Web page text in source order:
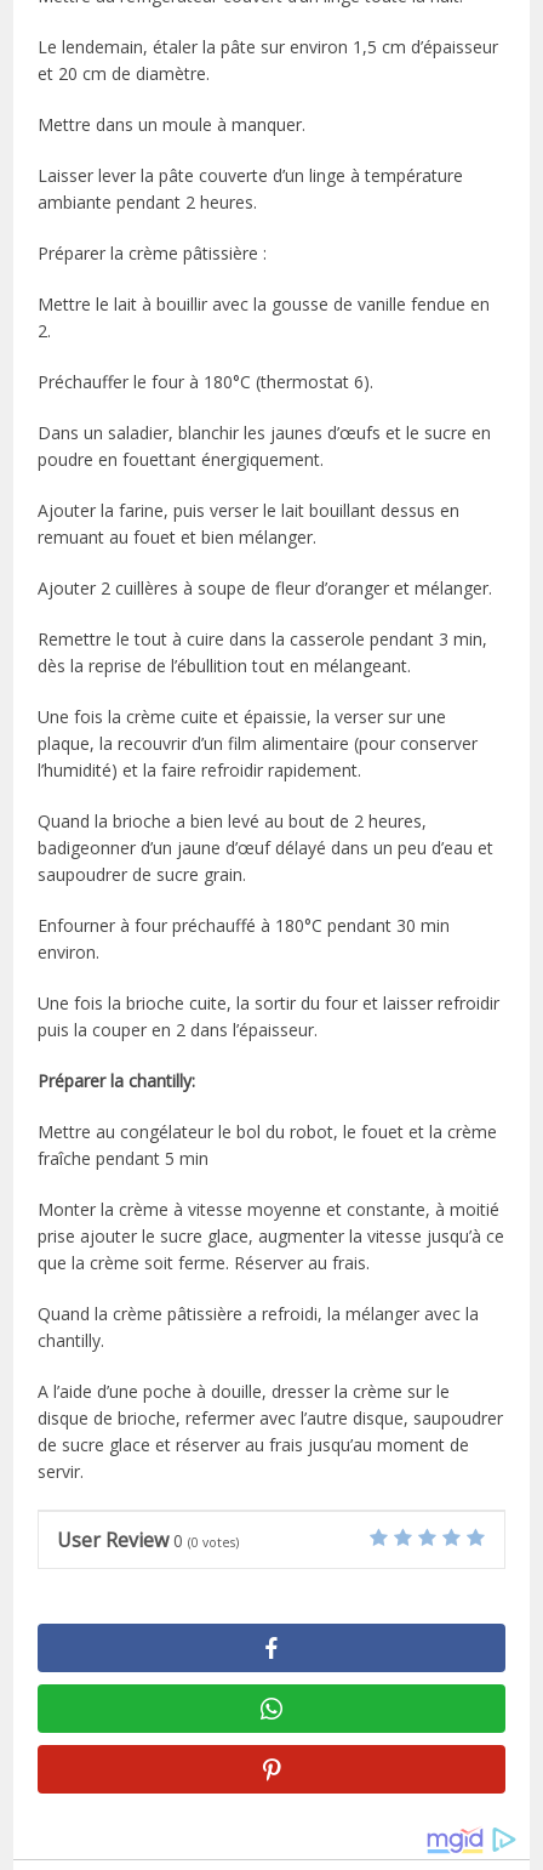
Le lendemain, étaler la pâte sur environ 1,5 cm d’épaisseur
et 20 cm de diamètre.
Mettre dans un moule à manquer.
Laisser lever la pâte couverte d’un linge à température
ambiante pendant 2 heures.
Préparer la crème pâtissière :
Mettre le lait à bouillir avec la gousse de vanille fendue en
2.
Préchauffer le four à 180°C (thermostat 6).
Dans un saladier, blanchir les jaunes d’œufs et le sucre en
poudre en fouettant énergiquement.
Ajouter la farine, puis verser le lait bouillant dessus en
remuant au fouet et bien mélanger.
Ajouter 2 cuillères à soupe de fleur d’oranger et mélanger.
Remettre le tout à cuire dans la casserole pendant 3 min,
dès la reprise de l’ébullition tout en mélangeant.
Une fois la crème cuite et épaissie, la verser sur une
plaque, la recouvrir d’un film alimentaire (pour conserver
l’humidité) et la faire refroidir rapidement.
Quand la brioche a bien levé au bout de 2 heures,
badigeonner d’un jaune d’œuf délayé dans un peu d’eau et
saupoudrer de sucre grain.
Enfourner à four préchauffé à 180°C pendant 30 min
environ.
Une fois la brioche cuite, la sortir du four et laisser refroidir
puis la couper en 2 dans l’épaisseur.
Préparer la chantilly:
Mettre au congélateur le bol du robot, le fouet et la crème
fraîche pendant 5 min
Monter la crème à vitesse moyenne et constante, à moitié
prise ajouter le sucre glace, augmenter la vitesse jusqu’à ce
que la crème soit ferme. Réserver au frais.
Quand la crème pâtissière a refroidi, la mélanger avec la
chantilly.
A l’aide d’une poche à douille, dresser la crème sur le
disque de brioche, refermer avec l’autre disque, saupoudrer
de sucre glace et réserver au frais jusqu’au moment de
servir.
User Review 0 (0 votes)